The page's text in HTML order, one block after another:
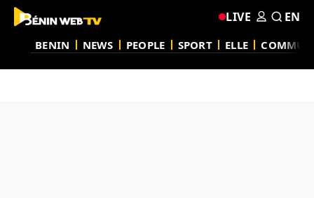
BENIN NEWS PEOPLE SPORT ELLE
LIVE EN